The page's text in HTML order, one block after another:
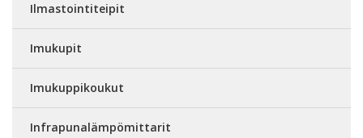
Ilmastointiteipit
Imukupit
Imukuppikoukut
Infrapunalämpömittarit